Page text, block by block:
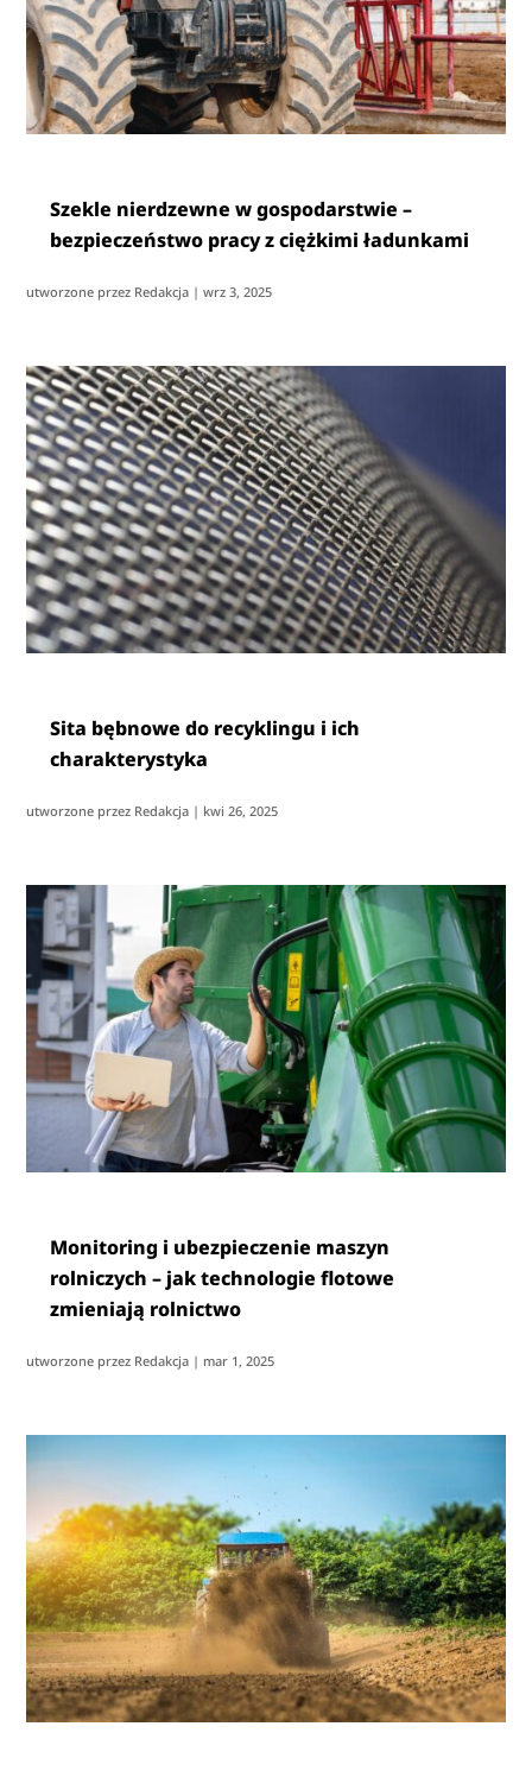
Szekle nierdzewne w gospodarstwie –
bezpieczeństwo pracy z ciężkimi ładunkami
utworzone przez Redakcja |wrz 3, 2025
Sita bębnowe do recyklingu i ich
charakterystyka
utworzone przez Redakcja | kwi 26, 2025
Monitoring i ubezpieczenie maszyn
rolniczych – jak technologie flotowe
zmieniają rolnictwo
utworzone przez Redakcja | mar 1, 2025